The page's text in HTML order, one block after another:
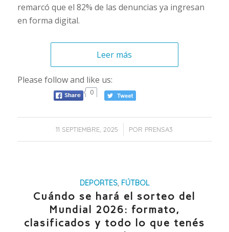
remarcó que el 82% de las denuncias ya ingresan
en forma digital.
Leer más
Please follow and like us:
0
11 SEPTIEMBRE, 2025
/ POR PRENSA3
DEPORTES, FÚTBOL
Cuándo se hará el sorteo del
Mundial 2026: formato,
clasificados y todo lo que tenés